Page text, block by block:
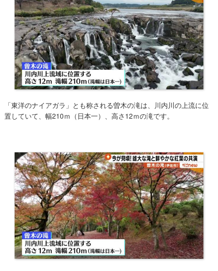
「東洋のナイアガラ」とも称される曽木の滝は、川内川の上流に位
置していて、幅210ｍ（日本一）、高さ12ｍの滝です。